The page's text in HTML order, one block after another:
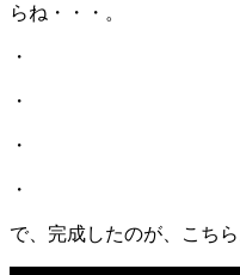
らね・・・。
・
・
・
・
で、完成したのが、こちら